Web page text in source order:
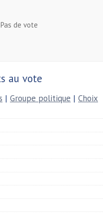
de vote
au vote
| Groupe politique | Choix